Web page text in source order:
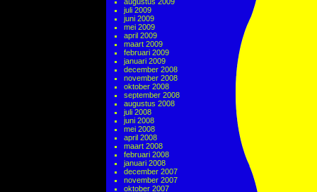
juli 2009
juni 2009
mei 2009
april 2009
maart 2009
februari 2009
januari 2009
december 2008
november 2008
oktober 2008
september 2008
augustus 2008
juli 2008
juni 2008
mei 2008
april 2008
maart 2008
februari 2008
januari 2008
december 2007
november 2007
oktober 2007